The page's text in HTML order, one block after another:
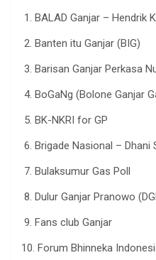
1. BALAD Ganjar – Hendrik
2. Banten itu Ganjar (BIG)
3. Barisan Ganjar Perkasa
4. BoGaNg (Bolone Ganjar
5. BK-NKRI for GP
6. Brigade Nasional – Dhani
7. Bulaksumur Gas Poll
8. Dulur Ganjar Pranowo
9. Fans club Ganjar
10. Forum Bhinneka